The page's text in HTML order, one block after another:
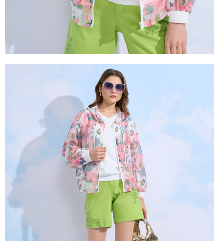
４．使用「AFTEE先享後付」時，將依據個別帳號之用戶狀況，依本公司即
時審查核予不同之上限額度；若仍有額度不足之情形，本公司將視審查結果
請求用戶進行身份認證。
５．嚴禁一人註冊多個帳號或使用他人資訊註冊。若發現惡意使用之情形，
恩沛科技股份有限公司將有權停止該用戶之使用額度並採取法律行動。